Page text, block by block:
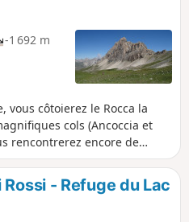
-1 692 m
vous côtoierez le Rocca la
cols (Ancoccia et
rencontrerez encore de
La longue descente dans
de détente au bord du
traverser les nombreux
avant d'arriver à la
- Refuge du Lac